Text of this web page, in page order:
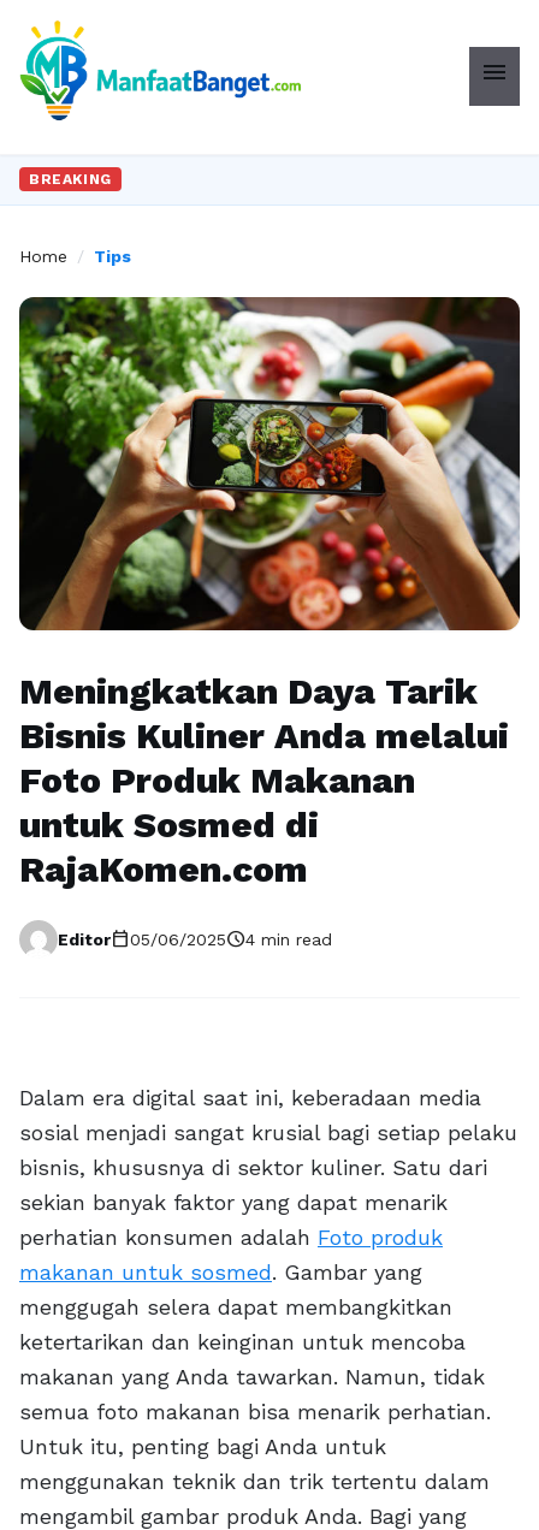
menu
BREAKING
Home / Tips
Meningkatkan Daya Tarik
Bisnis Kuliner Anda melalui
Foto Produk Makanan
untuk Sosmed di
RajaKomen.com
Editorcalendar_today05/06/2025schedule4 min read
Dalam era digital saat ini, keberadaan media
sosial menjadi sangat krusial bagi setiap pelaku
bisnis, khususnya di sektor kuliner. Satu dari
sekian banyak faktor yang dapat menarik
perhatian konsumen adalah Foto produk
makanan untuk sosmed. Gambar yang
menggugah selera dapat membangkitkan
ketertarikan dan keinginan untuk mencoba
makanan yang Anda tawarkan. Namun, tidak
semua foto makanan bisa menarik perhatian.
Untuk itu, penting bagi Anda untuk
menggunakan teknik dan trik tertentu dalam
mengambil gambar produk Anda. Bagi yang